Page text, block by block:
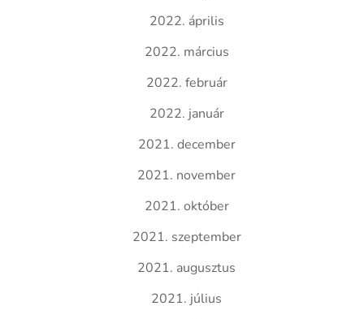
2022. április
2022. március
2022. február
2022. január
2021. december
2021. november
2021. október
2021. szeptember
2021. augusztus
2021. július